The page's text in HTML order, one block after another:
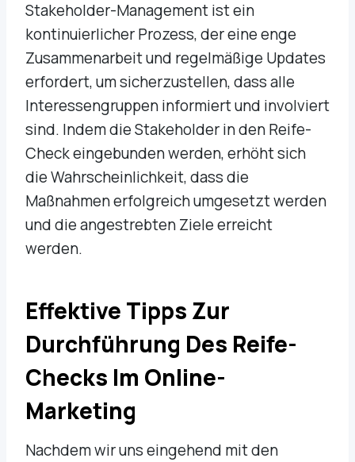
Stakeholder-Management ist ein
kontinuierlicher Prozess, der eine enge
Zusammenarbeit und regelmäßige Updates
erfordert, um sicherzustellen, dass alle
Interessengruppen informiert und involviert
sind. Indem die Stakeholder in den Reife-
Check eingebunden werden, erhöht sich
die Wahrscheinlichkeit, dass die
Maßnahmen erfolgreich umgesetzt werden
und die angestrebten Ziele erreicht
werden.
Effektive Tipps Zur
Durchführung Des Reife-
Checks Im Online-
Marketing
Nachdem wir uns eingehend mit den